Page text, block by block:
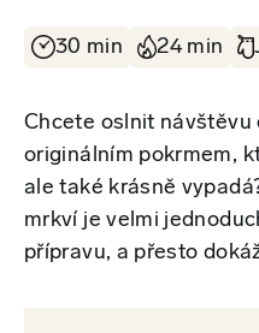
30 min 24 min
Chcete oslnit návštěvu
originálním pokrmem,
ale také krásně
mrkví je velmi
přípravu, a přesto